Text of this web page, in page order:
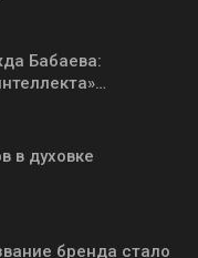
Бабаева:
в духовке
бренда стало